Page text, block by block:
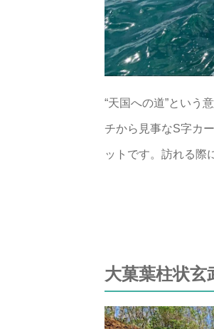
“天国への道”という
チから見事なS字カ
ットです。訪れる際
大菓葉柱状玄